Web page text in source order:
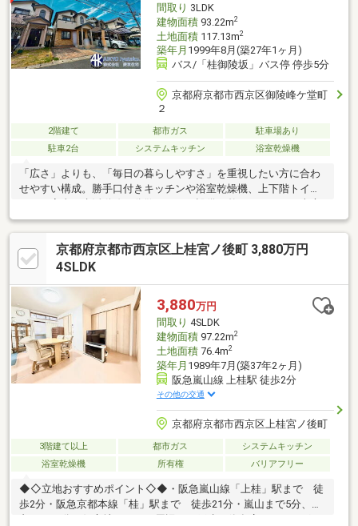
間取り 3LDK
建物面積93.22m2
土地面積117.13m2
築年月 1999年8月(築27年1ヶ月)
バス/「桂御陵坂」バス停 停歩5分
京都府京都市西京区御陵峰ケ堂町
２
2階建て 都市ガス
駐車場あり
駐車2台
システムキッチン 浴室乾燥機
「広さ」よりも、「毎日の暮らしやすさ」を重視したい方に合わ
せやすい構成。勝手口付きキッチンや浴室乾燥機、上下階トイレ
や2面バルコニーもあり、洗濯や換気を進めやすい点も特徴。吹抜
のある玄関ホールは上下方向へ視線が抜け、帰宅時の圧迫感も抑
えやすい空間です。■前道約6m■並列2台駐車可■段差負担を抑え
やすい構成■南側庭スペース■2面バルコニー■吹抜玄関■リフォー
京都府京都市西京区上桂宮ノ後町 3,880万円
4SLDK
3,880万円
間取り 4SLDK
建物面積97.22m2
土地面積76.4m2
築年月 1989年7月(築37年2ヶ月)
阪急嵐山線 上桂駅 徒歩2分
その他の交通
京都府京都市西京区上桂宮ノ後町
3階建て以上 都市ガス
システムキッチン
浴室乾燥機
所有権 バリアフリー
◆◇立地おすすめポイント◇◆・阪急嵐山線「上桂」駅まで 徒
歩2分・阪急京都本線「桂」駅まで 徒歩21分・嵐山まで5分、烏
丸まで15分と好立地です。・周辺は一戸建や飲食店、ドラッグス